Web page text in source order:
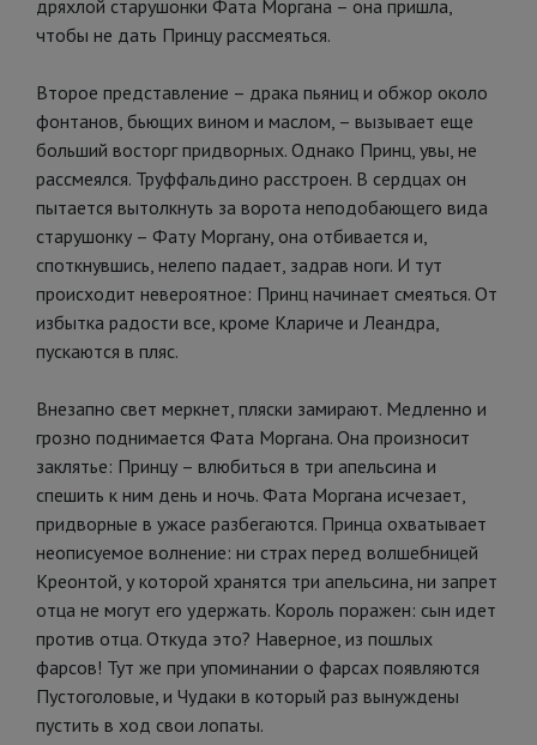
дряхлой старушонки Фата Моргана – она пришла,
чтобы не дать Принцу рассмеяться.
Второе представление – драка пьяниц и обжор около
фонтанов, бьющих вином и маслом, – вызывает еще
больший восторг придворных. Однако Принц, увы, не
рассмеялся. Труффальдино расстроен. В сердцах он
пытается вытолкнуть за ворота неподобающего вида
старушонку – Фату Моргану, она отбивается и,
споткнувшись, нелепо падает, задрав ноги. И тут
происходит невероятное: Принц начинает смеяться. От
избытка радости все, кроме Клариче и Леандра,
пускаются в пляс.
Внезапно свет меркнет, пляски замирают. Медленно и
грозно поднимается Фата Моргана. Она произносит
заклятье: Принцу – влюбиться в три апельсина и
спешить к ним день и ночь. Фата Моргана исчезает,
придворные в ужасе разбегаются. Принца охватывает
неописуемое волнение: ни страх перед волшебницей
Креонтой, у которой хранятся три апельсина, ни запрет
отца не могут его удержать. Король поражен: сын идет
против отца. Откуда это? Наверное, из пошлых
фарсов! Тут же при упоминании о фарсах появляются
Пустоголовые, и Чудаки в который раз вынуждены
пустить в ход свои лопаты.